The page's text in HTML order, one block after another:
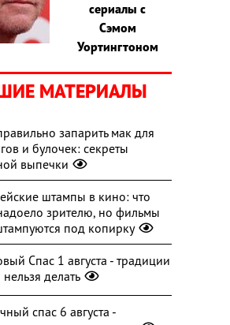
сериалы с
Сэмом
Уортингтоном
МАТЕРИАЛЫ
запарить мак для
и булочек: секреты
выпечки
штампы в кино: что
зрителю, но фильмы
под копирку
Спас 1 августа - традиции
нельзя делать
спас 6 августа -